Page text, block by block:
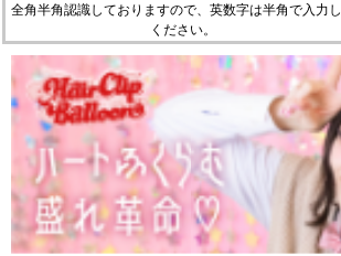
全角半角認識しておりますので、英数字は半角で入力
ください。